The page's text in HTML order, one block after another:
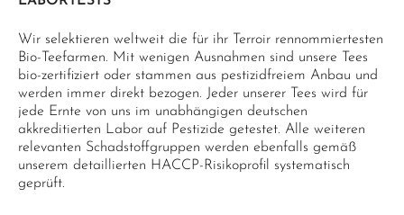
Wir selektieren weltweit die für ihr Terroir rennommiertesten
Bio-Teefarmen. Mit wenigen Ausnahmen sind unsere Tees
bio-zertifiziert oder stammen aus pestizidfreiem Anbau und
werden immer direkt bezogen. Jeder unserer Tees wird für
jede Ernte von uns im unabhängigen deutschen
akkreditierten Labor auf Pestizide getestet. Alle weiteren
relevanten Schadstoffgruppen werden ebenfalls gemäß
unserem detaillierten HACCP-Risikoprofil systematisch
geprüft.